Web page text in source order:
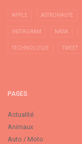
APPLE ASTRONAUTE
INSTAGRAM NASA
TECHNOLOGIE TWEET
PAGES
Actualité
Animaux
Auto / Moto